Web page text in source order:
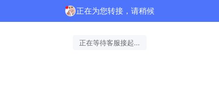
正在为您转接，请稍候
正在等待客服接起...